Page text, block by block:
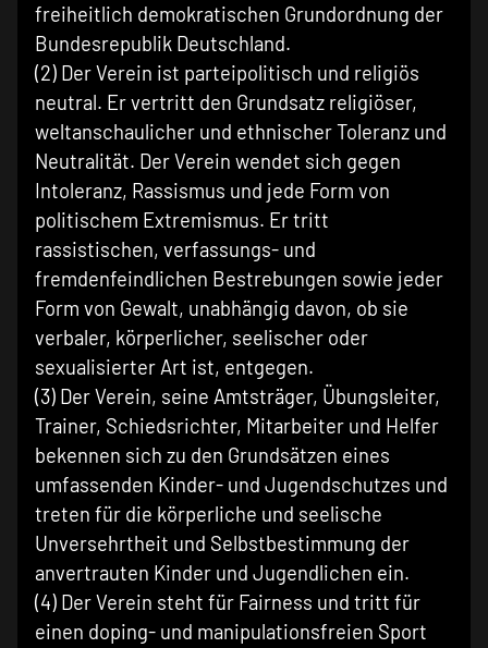
freiheitlich demokratischen Grundordnung der
Bundesrepublik Deutschland.
(2) Der Verein ist parteipolitisch und religiös
neutral. Er vertritt den Grundsatz religiöser,
weltanschaulicher und ethnischer Toleranz und
Neutralität. Der Verein wendet sich gegen
Intoleranz, Rassismus und jede Form von
politischem Extremismus. Er tritt
rassistischen, verfassungs- und
fremdenfeindlichen Bestrebungen sowie jeder
Form von Gewalt, unabhängig davon, ob sie
verbaler, körperlicher, seelischer oder
sexualisierter Art ist, entgegen.
(3) Der Verein, seine Amtsträger, Übungsleiter,
Trainer, Schiedsrichter, Mitarbeiter und Helfer
bekennen sich zu den Grundsätzen eines
umfassenden Kinder- und Jugendschutzes und
treten für die körperliche und seelische
Unversehrtheit und Selbstbestimmung der
anvertrauten Kinder und Jugendlichen ein.
(4) Der Verein steht für Fairness und tritt für
einen doping- und manipulationsfreien Sport